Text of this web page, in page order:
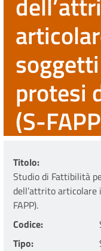
protesi
(S-
Titolo
Studio di Fattibilità
dell’attrito articolare
FAPP).
Codice
Tipo